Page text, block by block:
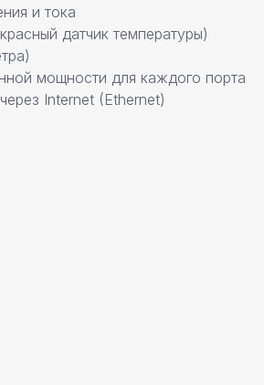
и тока
датчик температуры)
мощности для каждого порта
Internet (Ethernet)